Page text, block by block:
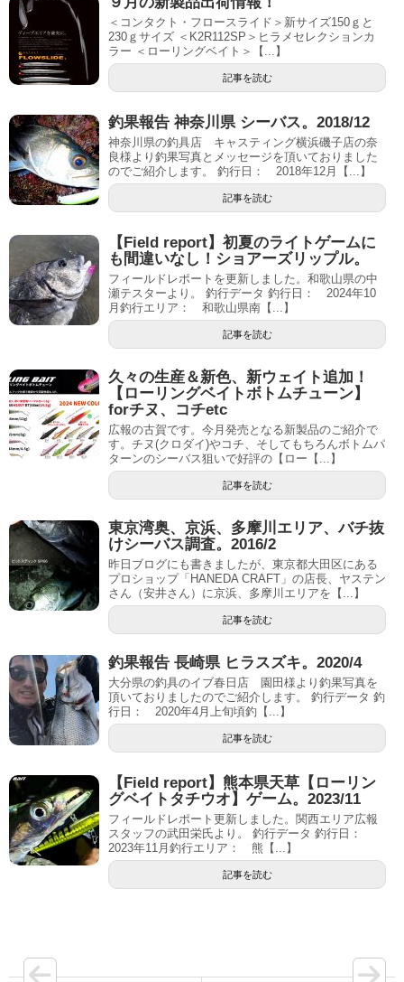
＜コンタクト・フロースライド＞新サイズ150ｇと
230ｇサイズ ＜K2R112SP＞ヒラメセレクションカ
ラー ＜ローリングベイト＞【...】
記事を読む
釣果報告 神奈川県 シーバス。2018/12
神奈川県の釣具店 キャスティング横浜磯子店の奈
良様より釣果写真とメッセージを頂いておりました
のでご紹介します。 釣行日： 2018年12月【...】
記事を読む
【Field report】初夏のライトゲームに
も間違いなし！ショアーズリップル。
フィールドレポートを更新しました。和歌山県の中
瀬テスターより。 釣行データ 釣行日： 2024年10
月釣行エリア： 和歌山県南【...】
記事を読む
久々の生産＆新色、新ウェイト追加！
【ローリングベイトボトムチューン】
forチヌ、コチetc
広報の古賀です。今月発売となる新製品のご紹介で
す。チヌ(クロダイ)やコチ、そしてもちろんボトムパ
ターンのシーバス狙いで好評の【ロー【...】
記事を読む
東京湾奥、京浜、多摩川エリア、バチ抜
けシーバス調査。2016/2
昨日ブログにも書きましたが、東京都大田区にある
プロショップ「HANEDA CRAFT」の店長、ヤステン
さん（安井さん）に京浜、多摩川エリアを【...】
記事を読む
釣果報告 長崎県 ヒラスズキ。2020/4
大分県の釣具のイブ春日店 園田様より釣果写真を
頂いておりましたのでご紹介します。 釣行データ 釣
行日： 2020年4月上旬頃釣【...】
記事を読む
【Field report】熊本県天草【ローリン
グベイトタチウオ】ゲーム。2023/11
フィールドレポート更新しました。関西エリア広報
スタッフの武田栄氏より。 釣行データ 釣行日：
2023年11月釣行エリア： 熊【...】
記事を読む